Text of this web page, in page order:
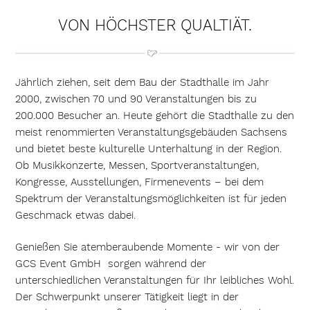
VON HÖCHSTER QUALTIÄT.
Jährlich ziehen, seit dem Bau der Stadthalle im Jahr
2000, zwischen 70 und 90 Veranstaltungen bis zu
200.000 Besucher an. Heute gehört die Stadthalle zu den
meist renommierten Veranstaltungsgebäuden Sachsens
und bietet beste kulturelle Unterhaltung in der Region.
Ob Musikkonzerte, Messen, Sportveranstaltungen,
Kongresse, Ausstellungen, Firmenevents – bei dem
Spektrum der Veranstaltungsmöglichkeiten ist für jeden
Geschmack etwas dabei.
Genießen Sie atemberaubende Momente - wir von der
GCS Event GmbH sorgen während der
unterschiedlichen Veranstaltungen für Ihr leibliches Wohl.
Der Schwerpunkt unserer Tätigkeit liegt in der